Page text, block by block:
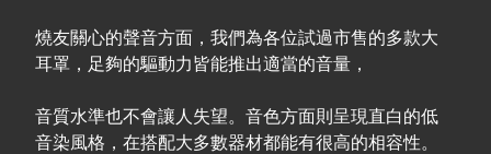
燒友關心的聲音方面，我們為各位試過市售的多款大
耳罩，足夠的驅動力皆能推出適當的音量，
音質水準也不會讓人失望。音色方面則呈現直白的低
音染風格，在搭配大多數器材都能有很高的相容性。